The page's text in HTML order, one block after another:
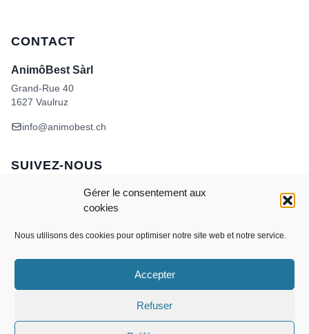
Gérer le consentement aux
cookies
Nous utilisons des cookies pour optimiser notre site web et notre service.
Accepter
Refuser
CONTACT
AnimôBest Sàrl
Grand-Rue 40
1627 Vaulruz
info@animobest.ch
SUIVEZ-NOUS
MasterCardCredit
POLITIQUE DE COOKIES